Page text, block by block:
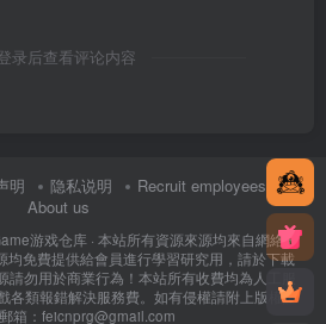
录后查看评论内容
明 隐私说明
Recruit employees
About us
游戏仓库 · 本站所有資源來源均來自網絡分
均免費提供給會員進行學習研究用，請於下載
請勿用於商業行為！本站所有收費均為人工服
各類報錯解決服務費。如有侵權請附上版權證
箱：feicnprg@gmail.com